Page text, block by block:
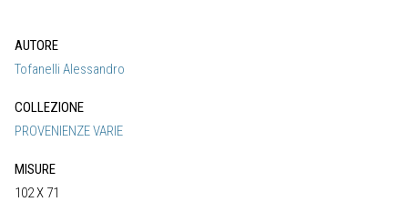
AUTORE
Tofanelli Alessandro
COLLEZIONE
PROVENIENZE VARIE
MISURE
102 X 71